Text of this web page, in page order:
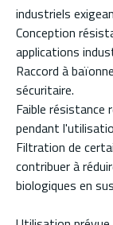
industriels
Conception
applications
Raccord à
sécuritaire.
Faible
pendant
Filtration de
contribuer à
biologiques en